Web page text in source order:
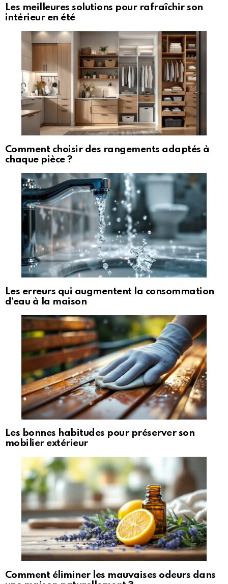
Les meilleures solutions pour rafraîchir son
intérieur en été
Comment choisir des rangements adaptés à
chaque pièce ?
Les erreurs qui augmentent la consommation
d’eau à la maison
Les bonnes habitudes pour préserver son
mobilier extérieur
Comment éliminer les mauvaises odeurs dans